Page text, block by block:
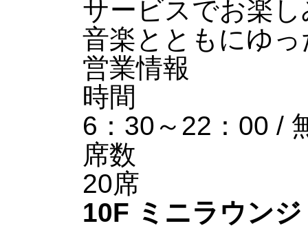
サービスでお楽
音楽とともにゆ
営業情報
時間
6：30～22：00 /
席数
20席
10F ミニラウンジ